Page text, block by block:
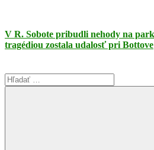
V R. Sobote pribudli nehody na
tragédiou zostala udalosť pri Bottove
Search
for: